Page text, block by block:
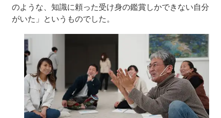
のような、知識に頼った受け身の鑑賞しかできない自分
がいた」というものでした。